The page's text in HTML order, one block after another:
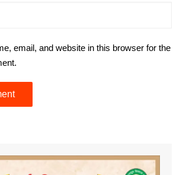
email, and website in this browser for the